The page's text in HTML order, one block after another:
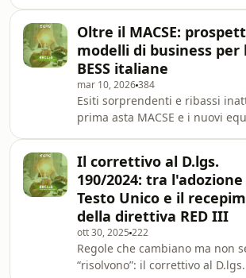
più chiaro e prevedibile, il
entra nel sistema, i consumi
restano sostanzialmente
lontani dalle traiettorie previste
scenari di decarbonizzazione. Un
divario che solleva interrogativi
cruciali: perché
industria, edifici e trasporti
Oltre il MACSE:
modelli di business per
BESS italiane
mar 10, 2026384
Esiti sorprendenti e ribassi
prima asta MACSE e i nuovi
dei sistemi di accumulo elettrico
registrato prezzi ben al di sotto
attese e una marcata
degli esiti. Un risultato che apre
interrogativi rilevanti per il
quali fattori hanno reso
ribassi così significativi? E qu
Il correttivo al D.lgs.
190/2024: tra
Testo Unico e il
della direttiva RED III
ott 30, 2025 222
Regole che cambiano ma non
“risolvono”: il correttivo al